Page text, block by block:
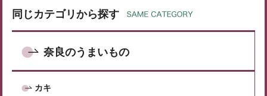
同じカテゴリから探す
奈良のうまいもの
カキ